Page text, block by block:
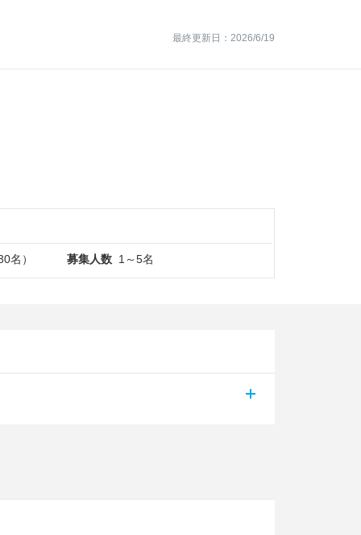
最終更新日：2026/6/19
名） 募集人数 1～5名